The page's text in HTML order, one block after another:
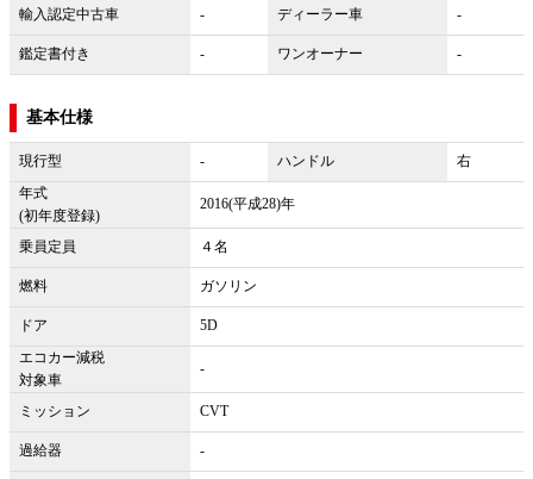
輸入認定中古車 - ディーラー車 -
鑑定書付き - ワンオーナー -
基本仕様
現行型 - ハンドル
右
年式
(初年度登録)
2016(平成28)年
乗員定員 ４名
燃料 ガソリン
ドア
5D
エコカー減税
対象車
-
ミッション CVT
過給器 -